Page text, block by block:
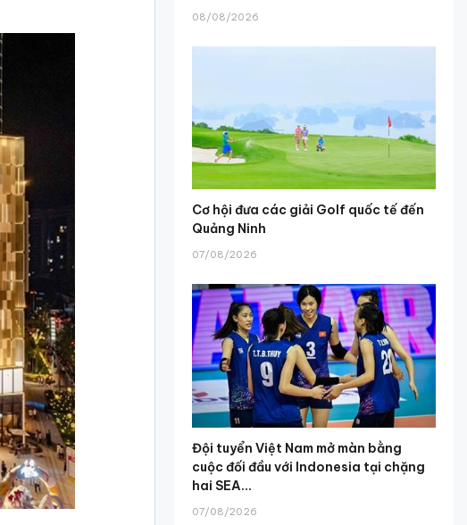
08/08/2026
Cơ hội đưa các giải Golf quốc tế đến
Quảng Ninh
07/08/2026
Đội tuyển Việt Nam mở màn bằng
cuộc đối đầu với Indonesia tại chặng
hai SEA...
07/08/2026